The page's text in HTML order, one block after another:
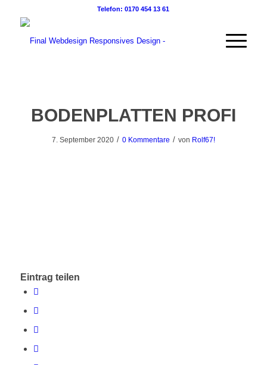
Telefon: 0170 454 13 61
BODENPLATTEN PROFI
7. September 2020 / 0 Kommentare / von Rolf67!
Eintrag teilen